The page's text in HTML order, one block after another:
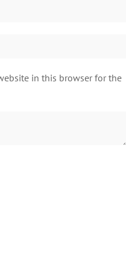
in this browser for the